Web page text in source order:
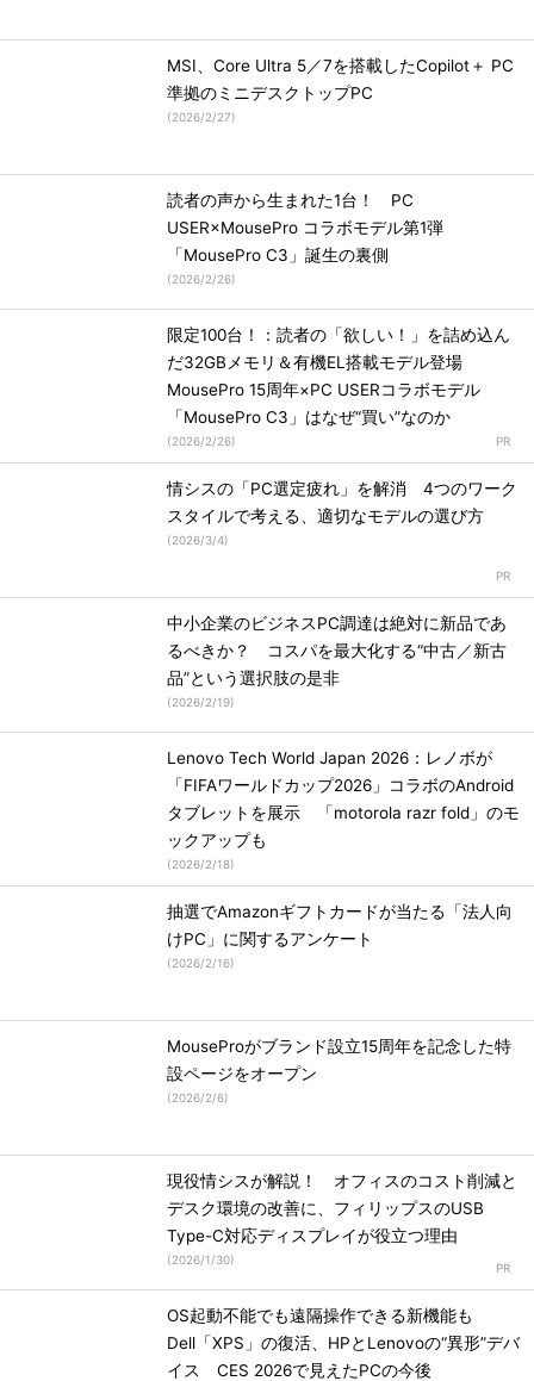
MSI、Core Ultra 5／7を搭載したCopilot＋ PC
準拠のミニデスクトップPC
(2026/2/27)
読者の声から生まれた1台！ PC
USER×MousePro コラボモデル第1弾
「MousePro C3」誕生の裏側
(2026/2/26)
限定100台！：読者の「欲しい！」を詰め込ん
だ32GBメモリ＆有機EL搭載モデル登場
MousePro 15周年×PC USERコラボモデル
「MousePro C3」はなぜ“買い”なのか
(2026/2/26)
情シスの「PC選定疲れ」を解消 4つのワーク
スタイルで考える、適切なモデルの選び方
(2026/3/4)
中小企業のビジネスPC調達は絶対に新品であ
るべきか？ コスパを最大化する“中古／新古
品”という選択肢の是非
(2026/2/19)
Lenovo Tech World Japan 2026：レノボが
「FIFAワールドカップ2026」コラボのAndroid
タブレットを展示 「motorola razr fold」のモ
ックアップも
(2026/2/18)
抽選でAmazonギフトカードが当たる「法人向
けPC」に関するアンケート
(2026/2/16)
MouseProがブランド設立15周年を記念した特
設ページをオープン
(2026/2/6)
現役情シスが解説！ オフィスのコスト削減と
デスク環境の改善に、フィリップスのUSB
Type-C対応ディスプレイが役立つ理由
(2026/1/30)
OS起動不能でも遠隔操作できる新機能も
Dell「XPS」の復活、HPとLenovoの“異形”デバ
イス CES 2026で見えたPCの今後